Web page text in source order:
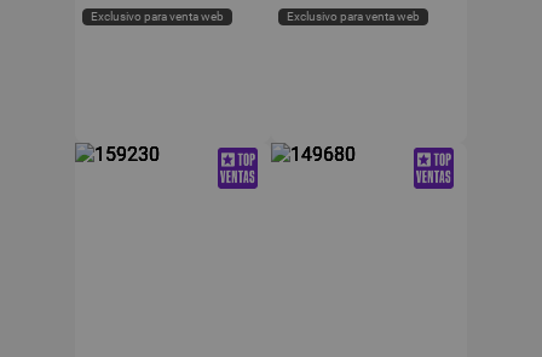
Exclusivo para venta web Exclusivo para venta web